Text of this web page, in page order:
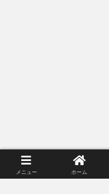
スポンサーリンク（広告）
メニュー ホーム